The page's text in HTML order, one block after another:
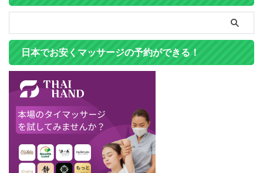
日本でお安くマッサージの予約ができる！